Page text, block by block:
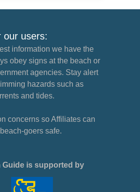
our users:
information we have the
obey signs at the beach or
agencies. Stay alert
hazards such as
and tides.
concerns so Affiliates can
goers safe.
Guide is supported by